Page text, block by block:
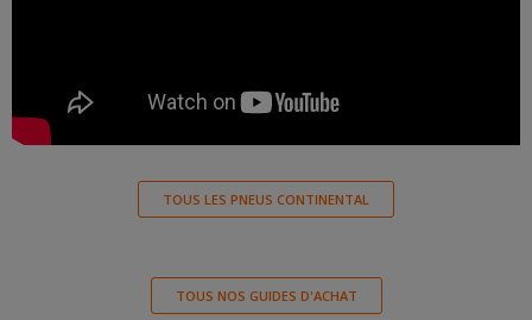
TOUS LES PNEUS CONTINENTAL
TOUS NOS GUIDES D'ACHAT